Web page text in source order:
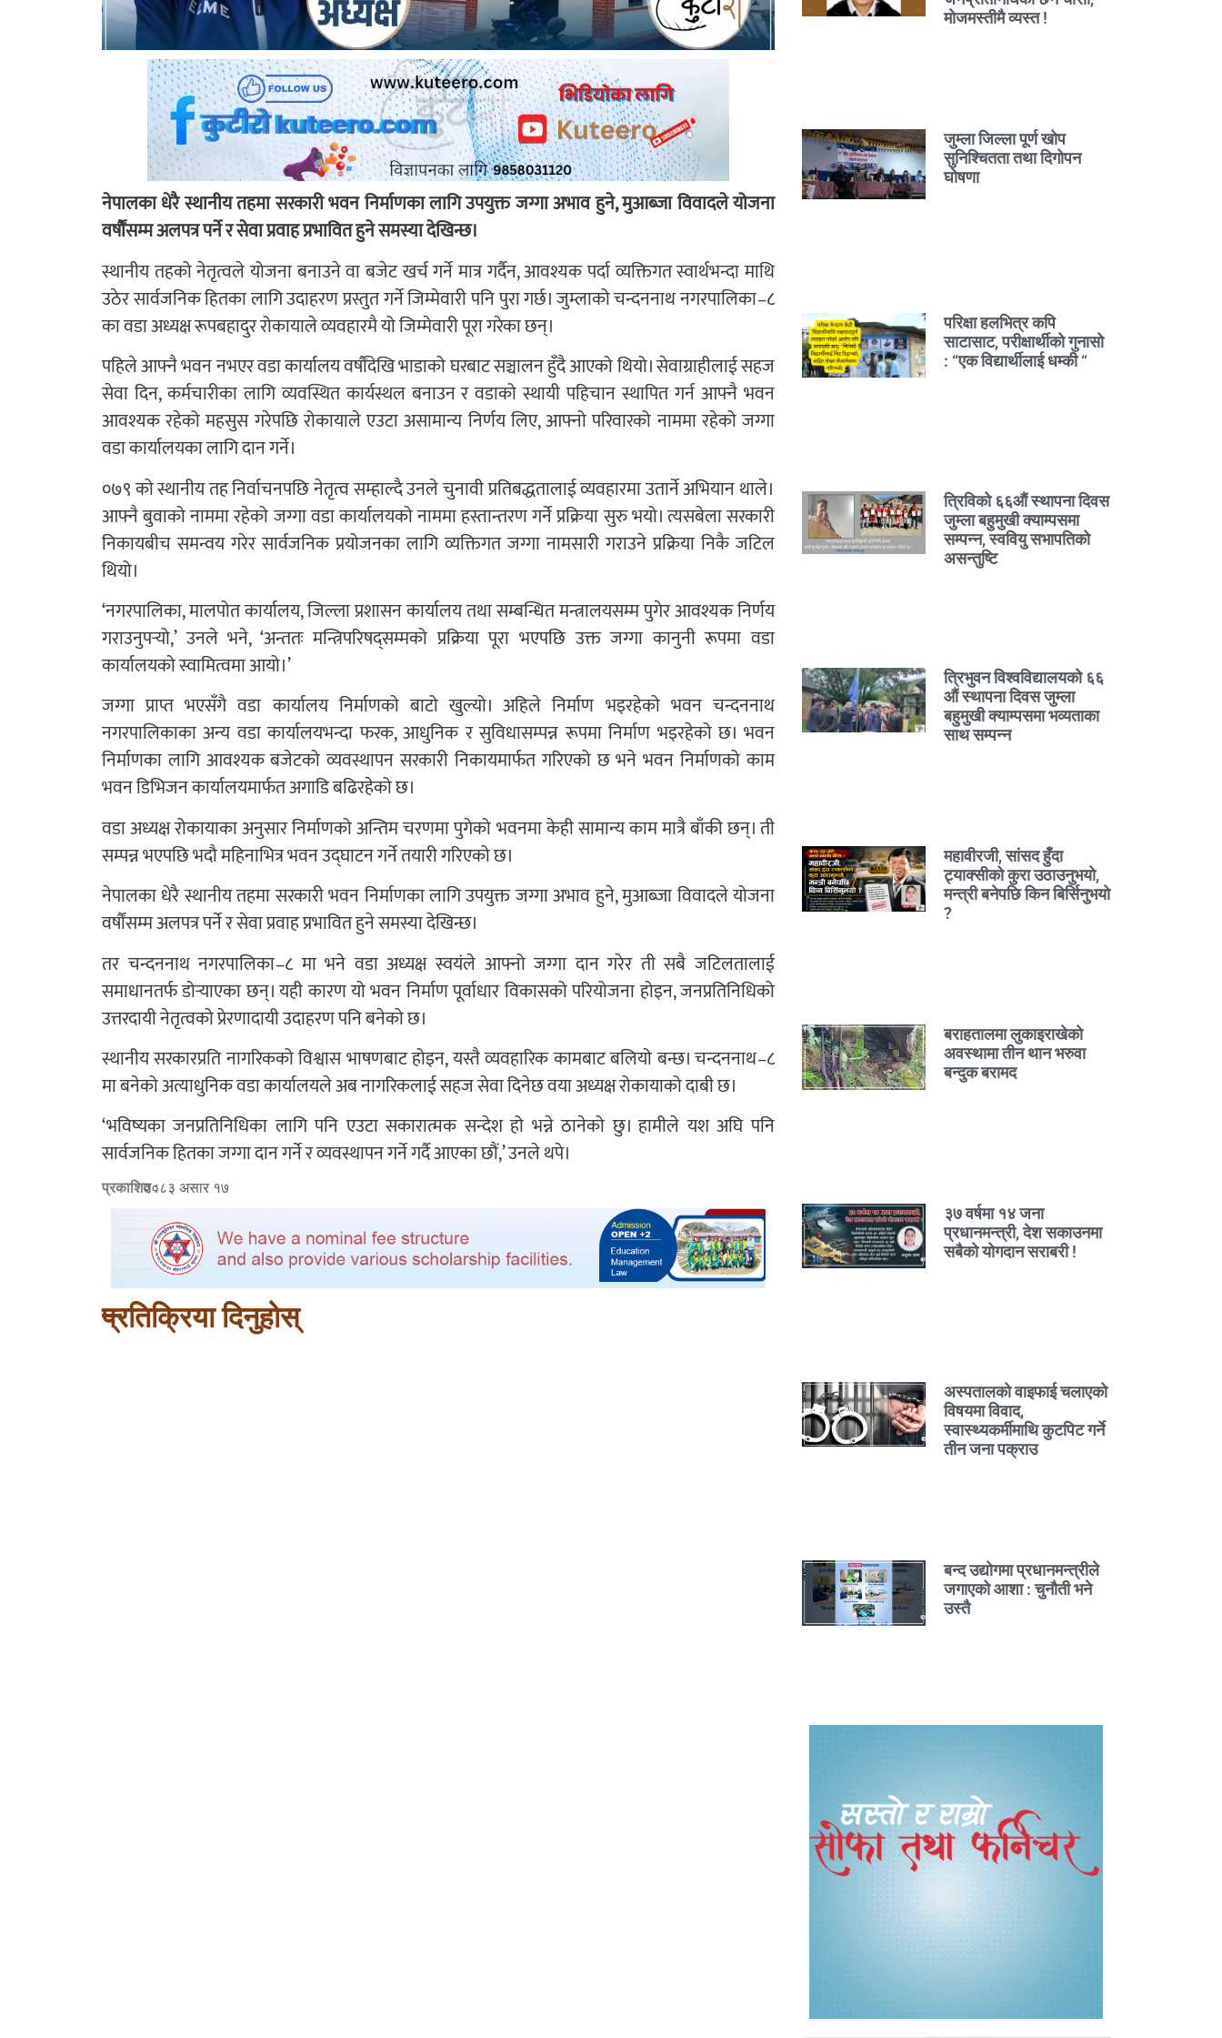
नेपालका धेरै स्थानीय तहमा सरकारी भवन निर्माणका लागि उपयुक्त जग्गा अभाव हुने, मुआब्जा विवादले योजना
वर्षौंसम्म अलपत्र पर्ने र सेवा प्रवाह प्रभावित हुने समस्या देखिन्छ।
स्थानीय तहको नेतृत्वले योजना बनाउने वा बजेट खर्च गर्ने मात्र गर्दैन, आवश्यक पर्दा व्यक्तिगत स्वार्थभन्दा माथि
उठेर सार्वजनिक हितका लागि उदाहरण प्रस्तुत गर्ने जिम्मेवारी पनि पुरा गर्छ। जुम्लाको चन्दननाथ नगरपालिका–८
का वडा अध्यक्ष रूपबहादुर रोकायाले व्यवहारमै यो जिम्मेवारी पूरा गरेका छन्।
पहिले आफ्नै भवन नभएर वडा कार्यालय वर्षौंदेखि भाडाको घरबाट सञ्चालन हुँदै आएको थियो। सेवाग्राहीलाई सहज
सेवा दिन, कर्मचारीका लागि व्यवस्थित कार्यस्थल बनाउन र वडाको स्थायी पहिचान स्थापित गर्न आफ्नै भवन
आवश्यक रहेको महसुस गरेपछि रोकायाले एउटा असामान्य निर्णय लिए, आफ्नो परिवारको नाममा रहेको जग्गा
वडा कार्यालयका लागि दान गर्ने।
०७९ को स्थानीय तह निर्वाचनपछि नेतृत्व सम्हाल्दै उनले चुनावी प्रतिबद्धतालाई व्यवहारमा उतार्ने अभियान थाले।
आफ्नै बुवाको नाममा रहेको जग्गा वडा कार्यालयको नाममा हस्तान्तरण गर्ने प्रक्रिया सुरु भयो। त्यसबेला सरकारी
निकायबीच समन्वय गरेर सार्वजनिक प्रयोजनका लागि व्यक्तिगत जग्गा नामसारी गराउने प्रक्रिया निकै जटिल
थियो।
‘नगरपालिका, मालपोत कार्यालय, जिल्ला प्रशासन कार्यालय तथा सम्बन्धित मन्त्रालयसम्म पुगेर आवश्यक निर्णय
गराउनुपर्‍यो,’ उनले भने, ‘अन्ततः मन्त्रिपरिषद्सम्मको प्रक्रिया पूरा भएपछि उक्त जग्गा कानुनी रूपमा वडा
कार्यालयको स्वामित्वमा आयो।’
जग्गा प्राप्त भएसँगै वडा कार्यालय निर्माणको बाटो खुल्यो। अहिले निर्माण भइरहेको भवन चन्दननाथ
नगरपालिकाका अन्य वडा कार्यालयभन्दा फरक, आधुनिक र सुविधासम्पन्न रूपमा निर्माण भइरहेको छ। भवन
निर्माणका लागि आवश्यक बजेटको व्यवस्थापन सरकारी निकायमार्फत गरिएको छ भने भवन निर्माणको काम
भवन डिभिजन कार्यालयमार्फत अगाडि बढिरहेको छ।
वडा अध्यक्ष रोकायाका अनुसार निर्माणको अन्तिम चरणमा पुगेको भवनमा केही सामान्य काम मात्रै बाँकी छन्। ती
सम्पन्न भएपछि भदौ महिनाभित्र भवन उद्घाटन गर्ने तयारी गरिएको छ।
नेपालका धेरै स्थानीय तहमा सरकारी भवन निर्माणका लागि उपयुक्त जग्गा अभाव हुने, मुआब्जा विवादले योजना
वर्षौंसम्म अलपत्र पर्ने र सेवा प्रवाह प्रभावित हुने समस्या देखिन्छ।
तर चन्दननाथ नगरपालिका–८ मा भने वडा अध्यक्ष स्वयंले आफ्नो जग्गा दान गरेर ती सबै जटिलतालाई
समाधानतर्फ डोर्‍याएका छन्। यही कारण यो भवन निर्माण पूर्वाधार विकासको परियोजना होइन, जनप्रतिनिधिको
उत्तरदायी नेतृत्वको प्रेरणादायी उदाहरण पनि बनेको छ।
स्थानीय सरकारप्रति नागरिकको विश्वास भाषणबाट होइन, यस्तै व्यवहारिक कामबाट बलियो बन्छ। चन्दननाथ–८
मा बनेको अत्याधुनिक वडा कार्यालयले अब नागरिकलाई सहज सेवा दिनेछ वया अध्यक्ष रोकायाको दाबी छ।
‘भविष्यका जनप्रतिनिधिका लागि पनि एउटा सकारात्मक सन्देश हो भन्ने ठानेको छु। हामीले यश अघि पनि
सार्वजनिक हितका जग्गा दान गर्ने र व्यवस्थापन गर्ने गर्दै आएका छौं,’ उनले थपे।
प्रकाशित :२०८३ असार १७
प्रतिक्रिया दिनुहोस्
मोजमस्तीमै व्यस्त !
जुम्ला जिल्ला पूर्ण खोप
सुनिश्चितता तथा दिगोपन
घोषणा
परिक्षा हलभित्र कपि
साटासाट, परीक्षार्थीको गुनासो
: “एक विद्यार्थीलाई धम्की “
त्रिविको ६६औं स्थापना दिवस
जुम्ला बहुमुखी क्याम्पसमा
सम्पन्न, स्ववियु सभापतिको
असन्तुष्टि
त्रिभुवन विश्वविद्यालयको ६६
औं स्थापना दिवस जुम्ला
बहुमुखी क्याम्पसमा भव्यताका
साथ सम्पन्न
महावीरजी, सांसद हुँदा
ट्याक्सीको कुरा उठाउनुभयो,
मन्त्री बनेपछि किन बिर्सिनुभयो
?
बराहतालमा लुकाइराखेको
अवस्थामा तीन थान भरुवा
बन्दुक बरामद
३७ वर्षमा १४ जना
प्रधानमन्त्री, देश सकाउनमा
सबैको योगदान सराबरी !
अस्पतालको वाइफाई चलाएको
विषयमा विवाद,
स्वास्थ्यकर्मीमाथि कुटपिट गर्ने
तीन जना पक्राउ
बन्द उद्योगमा प्रधानमन्त्रीले
जगाएको आशा : चुनौती भने
उस्तै